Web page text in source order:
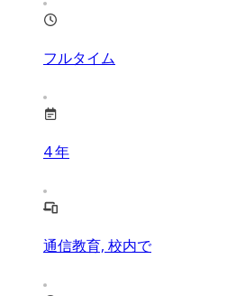
フルタイム
4年
通信教育, 校内で